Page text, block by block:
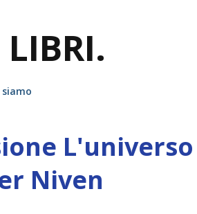
siamo
L'universo
Niven